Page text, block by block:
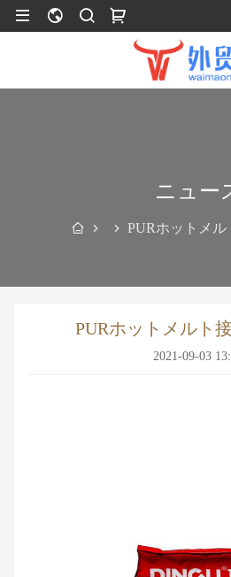
ニュー
PURホットメ
PURホットメルト
2021-09-03